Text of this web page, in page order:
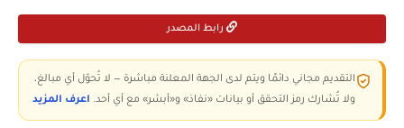
رابط المصدر
التقديم مجاني دائمًا ويتم لدى الجهة المعلنة مباشرة — لا تُحوّل أي مبالغ،
ولا تُشارك رمز التحقق أو بيانات «نفاذ» و«أبشر» مع أي أحد. اعرف المزيد